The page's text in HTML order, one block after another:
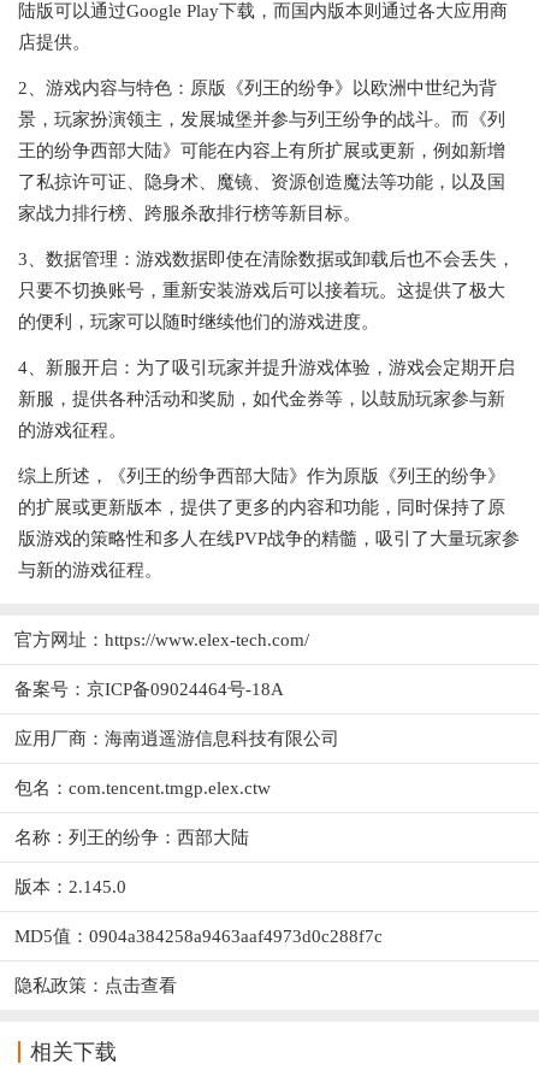
陆版可以通过‌Google Play下载，而国内版本则通过各大应用商
店提供。‌
2、游戏内容与特色：原版《列王的纷争》以欧洲中世纪为背
景，玩家扮演领主，发展城堡并参与列王纷争的战斗。而《列
王的纷争西部大陆》可能在内容上有所扩展或更新，例如新增
了私掠许可证、隐身术、魔镜、资源创造魔法等功能，以及国
家战力排行榜、跨服杀敌排行榜等新目标。‌
3、数据管理：游戏数据即使在清除数据或卸载后也不会丢失，
只要不切换账号，重新安装游戏后可以接着玩。这提供了极大
的便利，玩家可以随时继续他们的游戏进度。
4、新服开启：为了吸引玩家并提升游戏体验，游戏会定期开启
新服，提供各种活动和奖励，如代金券等，以鼓励玩家参与新
的游戏征程。‌
综上所述，《列王的纷争西部大陆》作为原版《列王的纷争》
的扩展或更新版本，提供了更多的内容和功能，同时保持了原
版游戏的策略性和多人在线PVP战争的精髓，吸引了大量玩家参
与新的游戏征程。
官方网址： https://www.elex-tech.com/
备案号：京ICP备09024464号-18A
应用厂商： 海南逍遥游信息科技有限公司
包名：com.tencent.tmgp.elex.ctw
名称：列王的纷争：西部大陆
版本：2.145.0
MD5值：0904a384258a9463aaf4973d0c288f7c
隐私政策： 点击查看
相关下载